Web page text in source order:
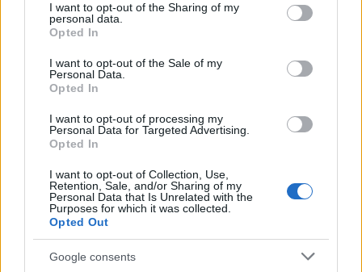
not limited to your visit or usage behaviour. You may click to
grant or deny consent to Google and its third-party tags to
use your data for below specified purposes in below Google
consent section.
I want to opt-out of the Sharing of my
personal data.
Opted In
I want to opt-out of the Sale of my
Personal Data.
Opted In
I want to opt-out of processing my
Personal Data for Targeted Advertising.
Opted In
I want to opt-out of Collection, Use,
Retention, Sale, and/or Sharing of my
Personal Data that Is Unrelated with the
Purposes for which it was collected.
Opted Out
Google consents
Please login to comment
COMMENTS
Oldest